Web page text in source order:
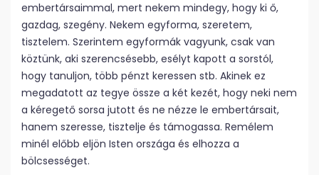
embertársaimmal, mert nekem mindegy, hogy ki ő,
gazdag, szegény. Nekem egyforma, szeretem,
tisztelem. Szerintem egyformák vagyunk, csak van
köztünk, aki szerencsésebb, esélyt kapott a sorstól,
hogy tanuljon, több pénzt keressen stb. Akinek ez
megadatott az tegye össze a két kezét, hogy neki nem
a kéregető sorsa jutott és ne nézze le embertársait,
hanem szeresse, tisztelje és támogassa. Remélem
minél előbb eljön Isten országa és elhozza a
bölcsességet.